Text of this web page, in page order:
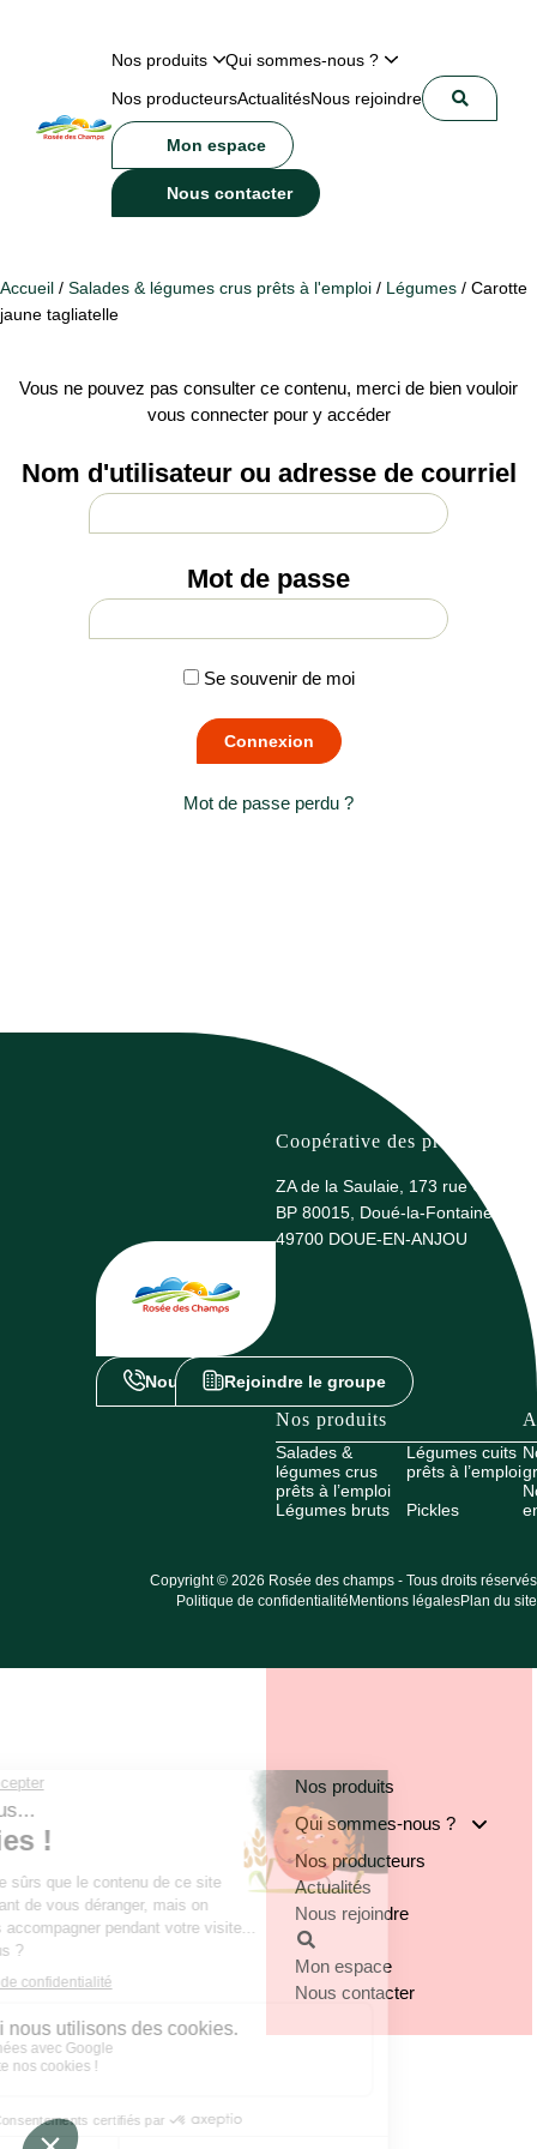
Nos produits
Qui sommes-nous ?
Nos producteursActualitésNous rejoindre
Mon espace
Nous contacter
Accueil / Salades & légumes crus prêts à l'emploi / Légumes / Carotte
jaune tagliatelle
Vous ne pouvez pas consulter ce contenu, merci de bien vouloir
vous connecter pour y accéder
Nom d'utilisateur ou adresse de courriel
Mot de passe
Se souvenir de moi
Mot de passe perdu ?
Nous contacterRejoindre le groupe
Coopérative des producteurs
ZA de la Saulaie, 173 rue G. Eiffel
BP 80015, Doué-la-Fontaine
49700 DOUE-EN-ANJOU
Nos produits
Salades &
légumes crus
prêts à l’emploi
Légumes cuits
prêts à l’emploi
Légumes bruts
Pickles
Copyright © 2026 Rosée des champs - Tous droits réservés
Politique de confidentialité Mentions légalesPlan du site
Nos produits
Qui sommes-nous ?
Notre groupe
Nos engagements
Notre implantation
Nos producteurs
Actualités
Nous rejoindre
Mon espace
Nous contacter